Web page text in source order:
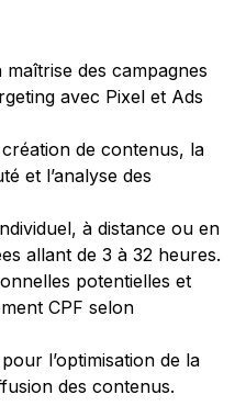
des campagnes
avec Pixel et Ads
de contenus, la
et l’analyse des
à distance ou en
allant de 3 à 32 heures.
potentielles et
CPF selon
l’optimisation de la
des contenus.